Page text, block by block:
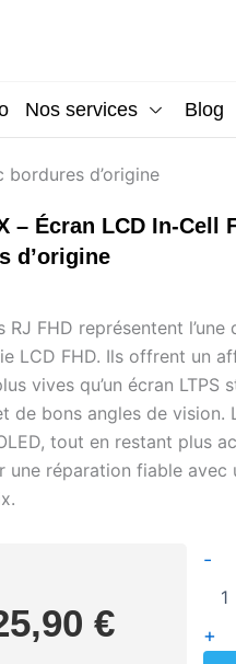
Nos services Blog
bordures d’origine
– Écran LCD In-Cell
d’origine
RJ FHD représentent
LCD FHD. Ils offrent un
vives qu’un écran
de bons angles de vision.
tout en restant plus
une réparation fiable
€
-
–
+